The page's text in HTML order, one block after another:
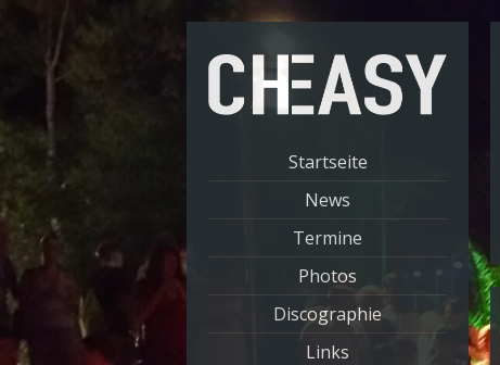
Startseite
News
Termine
Photos
Discographie
Links